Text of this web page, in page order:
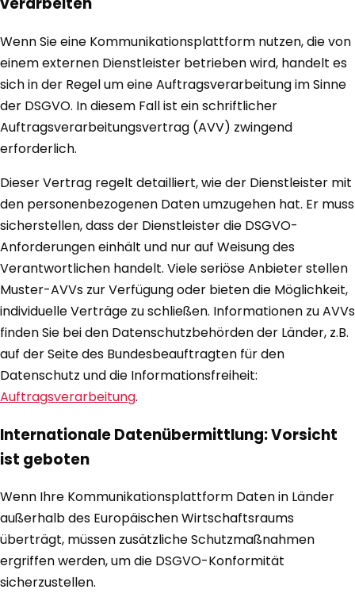
Wenn Sie eine Kommunikationsplattform nutzen, die von
einem externen Dienstleister betrieben wird, handelt es
sich in der Regel um eine Auftragsverarbeitung im Sinne
der DSGVO. In diesem Fall ist ein schriftlicher
Auftragsverarbeitungsvertrag (AVV) zwingend
erforderlich.
Dieser Vertrag regelt detailliert, wie der Dienstleister mit
den personenbezogenen Daten umzugehen hat. Er muss
sicherstellen, dass der Dienstleister die DSGVO-
Anforderungen einhält und nur auf Weisung des
Verantwortlichen handelt. Viele seriöse Anbieter stellen
Muster-AVVs zur Verfügung oder bieten die Möglichkeit,
individuelle Verträge zu schließen. Informationen zu AVVs
finden Sie bei den Datenschutzbehörden der Länder, z.B.
auf der Seite des Bundesbeauftragten für den
Datenschutz und die Informationsfreiheit:
Auftragsverarbeitung.
Internationale Datenübermittlung: Vorsicht
ist geboten
Wenn Ihre Kommunikationsplattform Daten in Länder
außerhalb des Europäischen Wirtschaftsraums
überträgt, müssen zusätzliche Schutzmaßnahmen
ergriffen werden, um die DSGVO-Konformität
sicherzustellen.